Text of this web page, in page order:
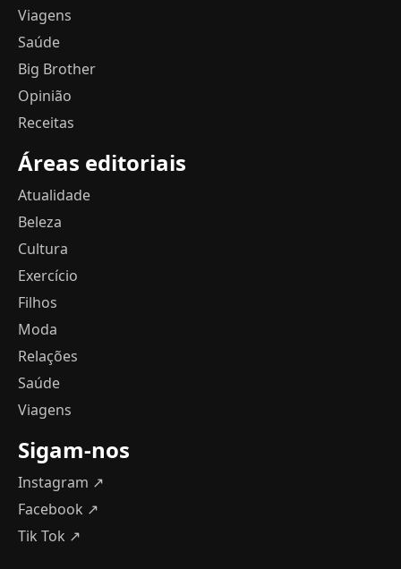
Viagens
Saúde
Big Brother
Opinião
Receitas
Áreas editoriais
Atualidade
Beleza
Cultura
Exercício
Filhos
Moda
Relações
Saúde
Viagens
Sigam-nos
Instagram ↗
Facebook ↗
Tik Tok ↗